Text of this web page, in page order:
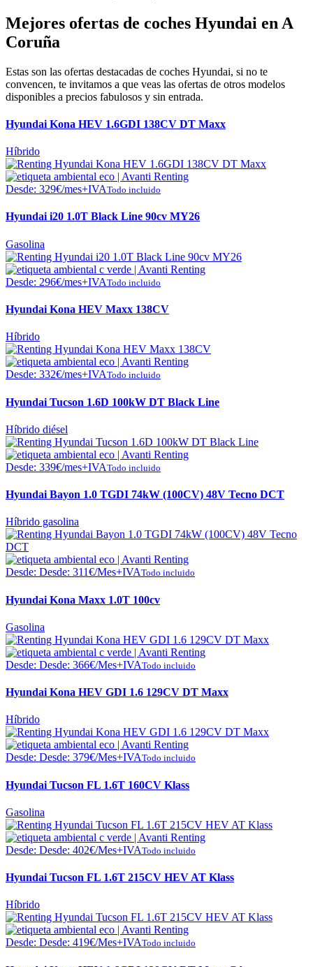
Mejores ofertas de coches Hyundai en A
Coruña
Estas son las ofertas destacadas de coches Hyundai, si no te
convencen, te invitamos a que veas las ofertas de otros modelos
disponibles a precios fabulosos y sin entrada.
Hyundai Kona HEV 1.6GDI 138CV DT Maxx
Híbrido
Desde: 329€/mes+IVATodo incluido
Hyundai i20 1.0T Black Line 90cv MY26
Gasolina
Desde: 296€/mes+IVATodo incluido
Hyundai Kona HEV Maxx 138CV
Híbrido
Desde: 332€/mes+IVATodo incluido
Hyundai Tucson 1.6D 100kW DT Black Line
Híbrido diésel
Desde: 339€/mes+IVATodo incluido
Hyundai Bayon 1.0 TGDI 74kW (100CV) 48V Tecno DCT
Híbrido gasolina
Desde: Desde: 311€/Mes+IVATodo incluido
Hyundai Kona Maxx 1.0T 100cv
Gasolina
Desde: Desde: 366€/Mes+IVATodo incluido
Hyundai Kona HEV GDI 1.6 129CV DT Maxx
Híbrido
Desde: Desde: 379€/Mes+IVATodo incluido
Hyundai Tucson FL 1.6T 160CV Klass
Gasolina
Desde: Desde: 402€/Mes+IVATodo incluido
Hyundai Tucson FL 1.6T 215CV HEV AT Klass
Híbrido
Desde: Desde: 419€/Mes+IVATodo incluido